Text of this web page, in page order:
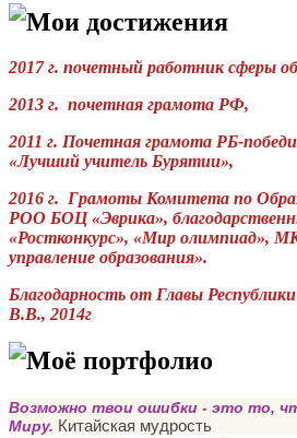
Мои достижения
2017 г. почетный работник сферы
2013 г. почетная грамота РФ,
2011 г. Почетная грамота РБ-
«Лучший учитель Бурятии»,
2016 г. Грамоты Комитета по
РОО БОЦ «Эврика»,
«Ростконкурс», «Мир олимпиад»,
управление образования».
Благодарность от Главы
В.В., 2014г
Моё портфолио
Возможно твои ошибки - это то,
Миру. Китайская мудрость